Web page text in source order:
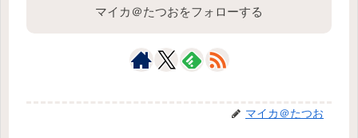
マイカ＠たつおをフォローする
マイカ＠たつお